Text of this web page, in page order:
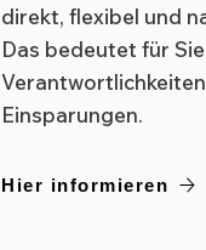
direkt, flexibel und
Das bedeutet für
Einsparungen.
Hier informieren